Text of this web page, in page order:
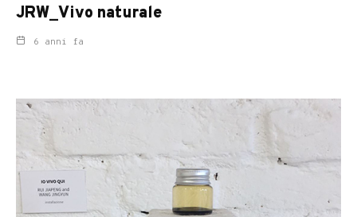
JRW_Vivo naturale
6 anni fa